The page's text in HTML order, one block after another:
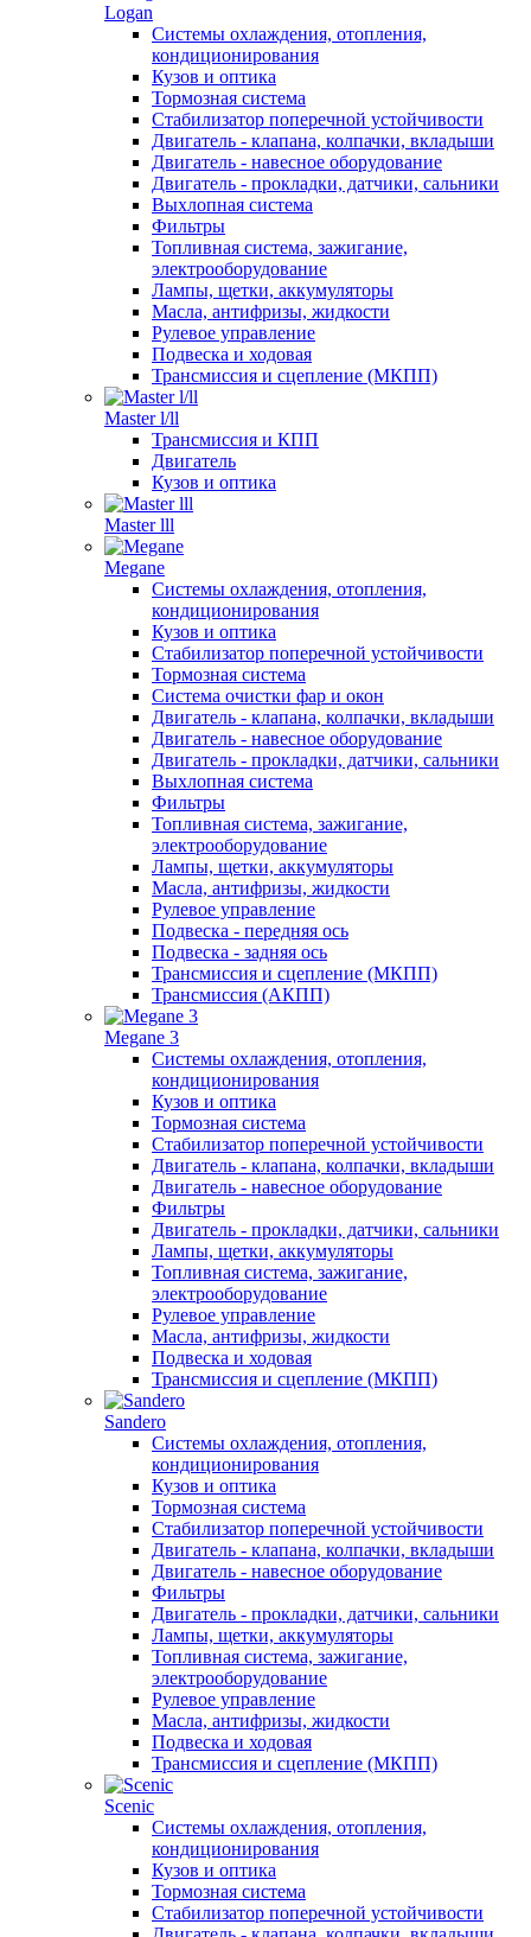
Logan
Системы охлаждения, отопления,
кондиционирования
Кузов и оптика
Тормозная система
Стабилизатор поперечной устойчивости
Двигатель - клапана, колпачки, вкладыши
Двигатель - навесное оборудование
Двигатель - прокладки, датчики, сальники
Выхлопная система
Фильтры
Топливная система, зажигание,
электрооборудование
Лампы, щетки, аккумуляторы
Масла, антифризы, жидкости
Рулевое управление
Подвеска и ходовая
Трансмиссия и сцепление (МКПП)
Master l/ll
Трансмиссия и КПП
Двигатель
Кузов и оптика
Master lll
Megane
Системы охлаждения, отопления,
кондиционирования
Кузов и оптика
Стабилизатор поперечной устойчивости
Тормозная система
Система очистки фар и окон
Двигатель - клапана, колпачки, вкладыши
Двигатель - навесное оборудование
Двигатель - прокладки, датчики, сальники
Выхлопная система
Фильтры
Топливная система, зажигание,
электрооборудование
Лампы, щетки, аккумуляторы
Масла, антифризы, жидкости
Рулевое управление
Подвеска - передняя ось
Подвеска - задняя ось
Трансмиссия и сцепление (МКПП)
Трансмиссия (АКПП)
Megane 3
Системы охлаждения, отопления,
кондиционирования
Кузов и оптика
Тормозная система
Стабилизатор поперечной устойчивости
Двигатель - клапана, колпачки, вкладыши
Двигатель - навесное оборудование
Фильтры
Двигатель - прокладки, датчики, сальники
Лампы, щетки, аккумуляторы
Топливная система, зажигание,
электрооборудование
Рулевое управление
Масла, антифризы, жидкости
Подвеска и ходовая
Трансмиссия и сцепление (МКПП)
Sandero
Системы охлаждения, отопления,
кондиционирования
Кузов и оптика
Тормозная система
Стабилизатор поперечной устойчивости
Двигатель - клапана, колпачки, вкладыши
Двигатель - навесное оборудование
Фильтры
Двигатель - прокладки, датчики, сальники
Лампы, щетки, аккумуляторы
Топливная система, зажигание,
электрооборудование
Рулевое управление
Масла, антифризы, жидкости
Подвеска и ходовая
Трансмиссия и сцепление (МКПП)
Scenic
Системы охлаждения, отопления,
кондиционирования
Кузов и оптика
Тормозная система
Стабилизатор поперечной устойчивости